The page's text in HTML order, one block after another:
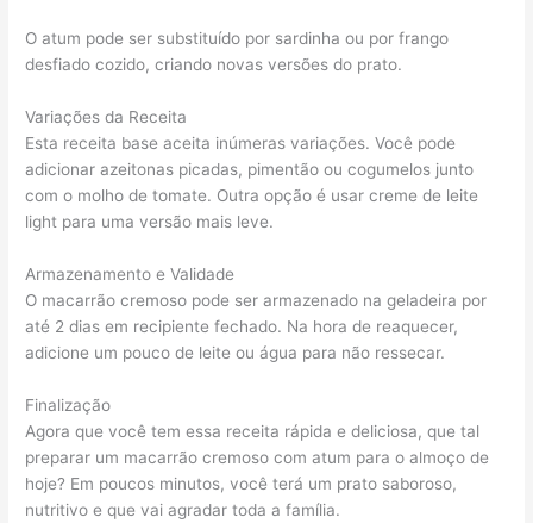
O atum pode ser substituído por sardinha ou por frango
desfiado cozido, criando novas versões do prato.
Variações da Receita
Esta receita base aceita inúmeras variações. Você pode
adicionar azeitonas picadas, pimentão ou cogumelos junto
com o molho de tomate. Outra opção é usar creme de leite
light para uma versão mais leve.
Armazenamento e Validade
O macarrão cremoso pode ser armazenado na geladeira por
até 2 dias em recipiente fechado. Na hora de reaquecer,
adicione um pouco de leite ou água para não ressecar.
Finalização
Agora que você tem essa receita rápida e deliciosa, que tal
preparar um macarrão cremoso com atum para o almoço de
hoje? Em poucos minutos, você terá um prato saboroso,
nutritivo e que vai agradar toda a família.